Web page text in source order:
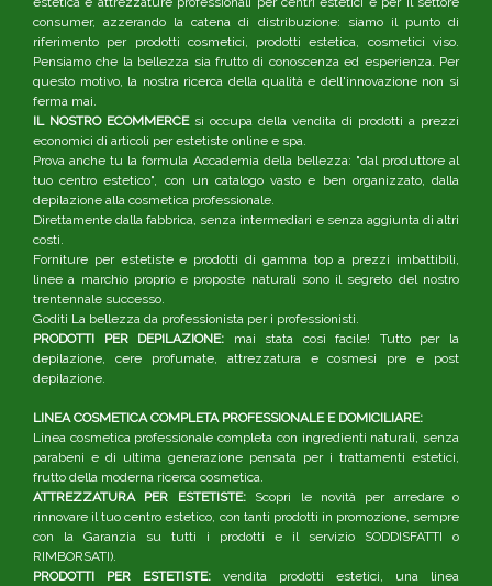
consumer, azzerando la catena di distribuzione: siamo il punto di
riferimento per prodotti cosmetici, prodotti estetica, cosmetici viso.
Pensiamo che la bellezza sia frutto di conoscenza ed esperienza. Per
questo motivo, la nostra ricerca della qualità e dell'innovazione non si
ferma mai.
IL NOSTRO ECOMMERCEsi occupa della vendita di prodotti a prezzi
economici di articoli per estetiste online e spa.
Prova anche tu la formula Accademia della bellezza: "dal produttore al
tuo centro estetico", con un catalogo vasto e ben organizzato, dalla
depilazione alla cosmetica professionale.
Direttamente dalla fabbrica, senza intermediari e senza aggiunta di altri
costi.
Forniture per estetiste e prodotti di gamma top a prezzi imbattibili,
linee a marchio proprio e proposte naturali sono il segreto del nostro
trentennale successo.
Goditi La bellezza da professionista per i professionisti.
PRODOTTI PER DEPILAZIONE: mai stata così facile! Tutto per la
depilazione, cere profumate, attrezzatura e cosmesi pre e post
depilazione.
LINEA COSMETICA COMPLETA PROFESSIONALE E DOMICILIARE:
Linea cosmetica professionale completa con ingredienti naturali, senza
parabeni e di ultima generazione pensata per i trattamenti estetici,
frutto della moderna ricerca cosmetica.
ATTREZZATURA PER ESTETISTE:Scopri le novità per arredare o
rinnovare il tuo centro estetico, con tanti prodotti in promozione, sempre
con la Garanzia su tutti i prodotti e il servizio SODDISFATTI o
RIMBORSATI).
PRODOTTI PER ESTETISTE: vendita prodotti estetici, una linea